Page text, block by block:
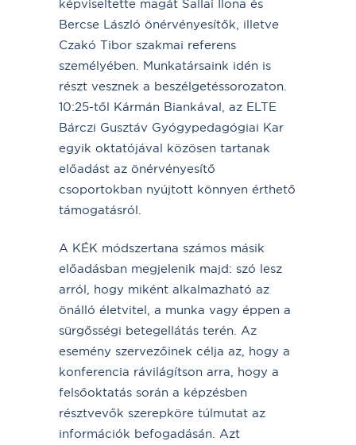
képviseltette magát Sallai Ilona és
Bercse László önérvényesítők, illetve
Czakó Tibor szakmai referens
személyében. Munkatársaink idén is
részt vesznek a beszélgetéssorozaton.
10:25-től Kármán Biankával, az ELTE
Bárczi Gusztáv Gyógypedagógiai Kar
egyik oktatójával közösen tartanak
előadást az önérvényesítő
csoportokban nyújtott könnyen érthető
támogatásról.
A KÉK módszertana számos másik
előadásban megjelenik majd: szó lesz
arról, hogy miként alkalmazható az
önálló életvitel, a munka vagy éppen a
sürgősségi betegellátás terén. Az
esemény szervezőinek célja az, hogy a
konferencia rávilágítson arra, hogy a
felsőoktatás során a képzésben
résztvevők szerepköre túlmutat az
információk befogadásán. Azt